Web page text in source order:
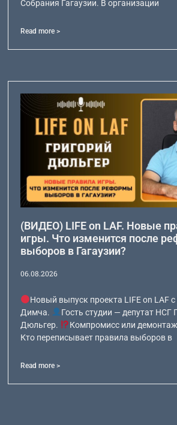
Собрания Гагаузии. В организации
Read more >
(ВИДЕО) LIFE on LAF. Новые
игры. Что изменится после
выборов в Гагаузии?
06.08.2026
Новый выпуск проекта LIFE on LAF
Димча.
Гость студии — депутат НСГ
Дюльгер.
Компромисс или
Кто переписывает правила выборов в
Read more >